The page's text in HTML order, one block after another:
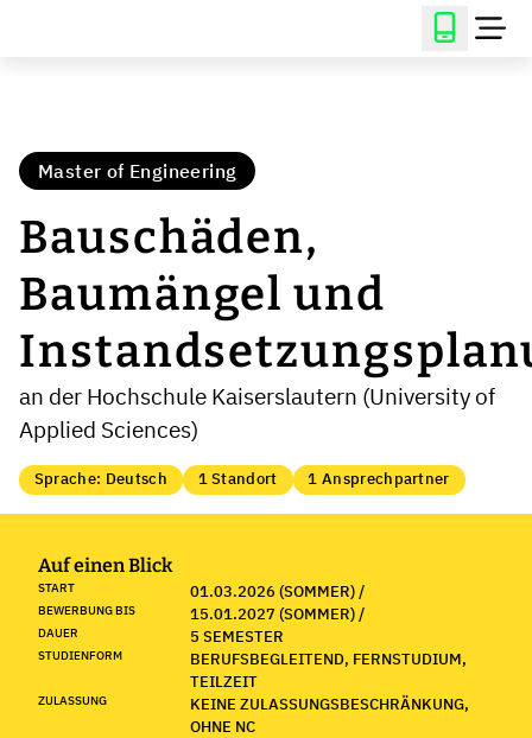
Master of Engineering
Bauschäden,
Baumängel und
an der Hochschule Kaiserslautern (University of
Applied Sciences)
Sprache: Deutsch 1 Standort 1 Ansprechpartner
Auf einen Blick
START 01.03.2026 (SOMMER) /
BEWERBUNG BIS 15.01.2027 (SOMMER) /
DAUER 5 SEMESTER
STUDIENFORM
BERUFSBEGLEITEND, FERNSTUDIUM,
TEILZEIT
ZULASSUNG
KEINE ZULASSUNGSBESCHRÄNKUNG,
OHNE NC